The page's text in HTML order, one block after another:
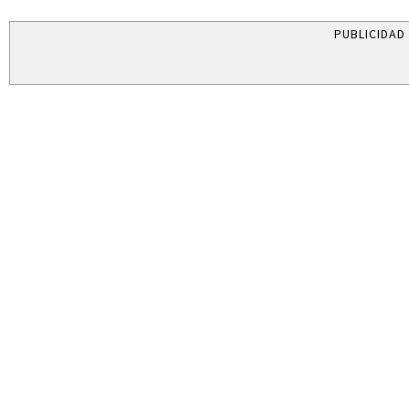
PUBLICIDAD